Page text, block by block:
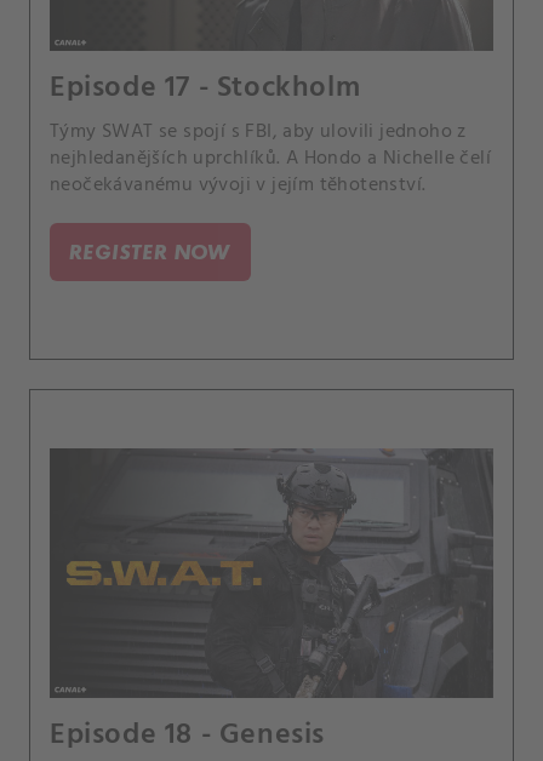
Episode 17 - Stockholm
Týmy SWAT se spojí s FBI, aby ulovili jednoho z
nejhledanějších uprchlíků. A Hondo a Nichelle čelí
neočekávanému vývoji v jejím těhotenství.
REGISTER NOW
Episode 18 - Genesis